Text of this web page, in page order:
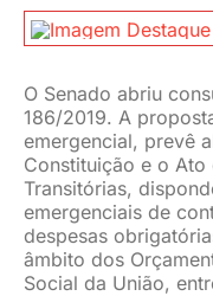
GALERIAS
EVENTOS
JURÍDICO
CLUBE
O Senado abriu
186/2019. A
emergencial, prevê
Constituição e o
Transitórias,
emergenciais de
despesas
âmbito dos
Social da União,